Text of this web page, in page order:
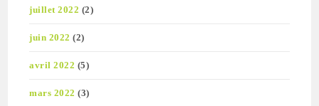
juillet 2022 (2)
juin 2022 (2)
avril 2022 (5)
mars 2022 (3)